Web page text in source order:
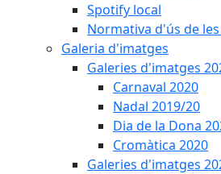
Spotify local
Normativa d'ús de
Galeria d'imatges
Galeries d'imatges
Carnaval 2020
Nadal 2019/20
Dia de la Dona
Cromàtica 2020
Galeries d'imatges